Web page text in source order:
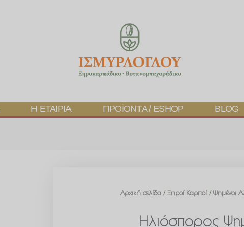
Η ΕΤΑΙΡΊΑ ΠΡΟΪΌΝΤΑ / ESHOP BLOG
Αρχική σελίδα / Ξηροί Καρποί / Ψημένοι
Ηλιόσπορος